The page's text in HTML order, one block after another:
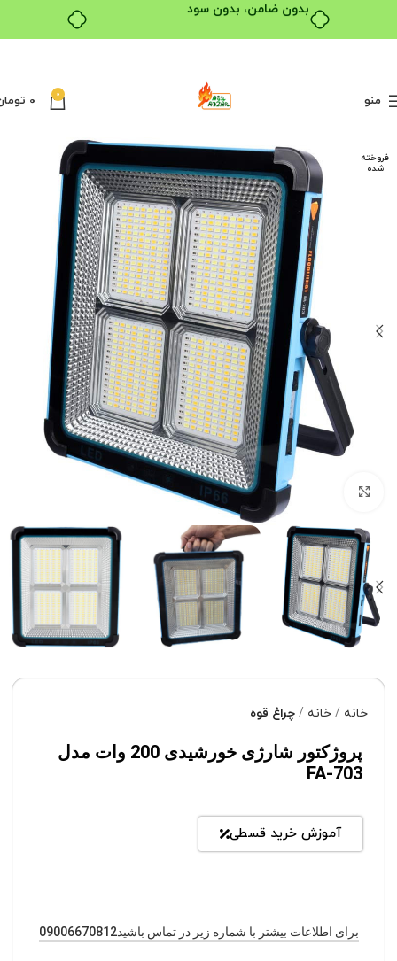
بدون ضامن، بدون سود
منو 0
0
فروخته
شده
برای بزرگنمایی کلیک کنید
خانه خانه چراغ قوه
پروژکتور شارژی خورشیدی 200 وات مدل
FA-703
آموزش خرید قسطی
برای اطلاعات بیشتر با شماره زیر در تماس باشید09006670812